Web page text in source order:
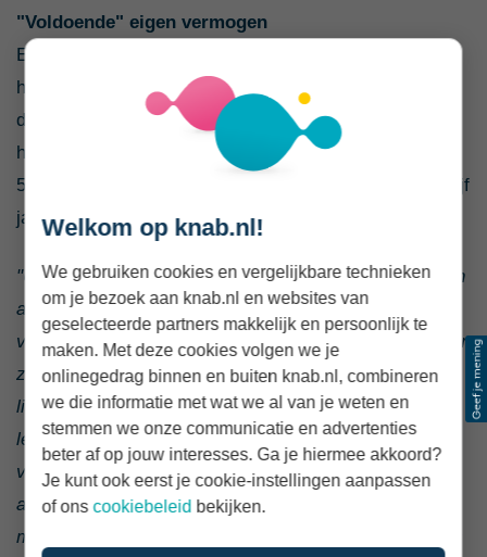
"Voldoende" eigen vermogen
Eén op de vijf geeft aan voldoende eigen vermogen te
hebben om langdurig inkomensverlies op te vangen. In
de tabel hierboven kun je zien dat 83% van die groep
het langer dan een jaar vol denkt te kunnen houden.
53% zingt het - naar eigen zeggen - zelfs langer dan vijf
jaar uit. Al moet je jezelf niet te snel rijk rekenen.
"Uit de reacties in het onderzoek blijkt dat niet iedereen
altijd een goed beeld heeft van de risico’s. Een
veertiger die nu twee keer modaal verdient en zich geen
zorgen maakt omdat hij ergens nog wel een ton heeft
liggen. Die moet wel beseffen dat dat potje snel
leegraakt als hij niet meer kan ondernemen. Zonder
verder iets te regelen, ben je dan binnen no-time
aangewezen op de bijstand. Hoe groot je vermogen
moet zijn om als 'voldoende' te kunnen bestempelen, is
Welkom op knab.nl!
We gebruiken cookies en vergelijkbare technieken
om je bezoek aan knab.nl en websites van
geselecteerde partners makkelijk en persoonlijk te
maken. Met deze cookies volgen we je
onlinegedrag binnen en buiten knab.nl, combineren
we die informatie met wat we al van je weten en
stemmen we onze communicatie en advertenties
beter af op jouw interesses. Ga je hiermee akkoord?
Je kunt ook eerst je cookie-instellingen aanpassen
of onscookiebeleid bekijken.